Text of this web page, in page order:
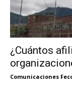
¿Cuántos
Comunicaciones